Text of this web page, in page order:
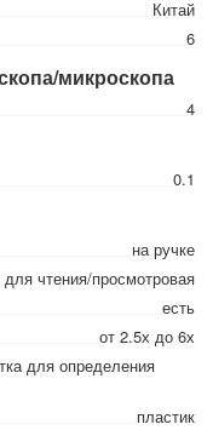
Китай
6
микроскопа
4
0.1
на ручке
для чтения/просмотровая
есть
от 2.5х до 6х
для определения
пластик